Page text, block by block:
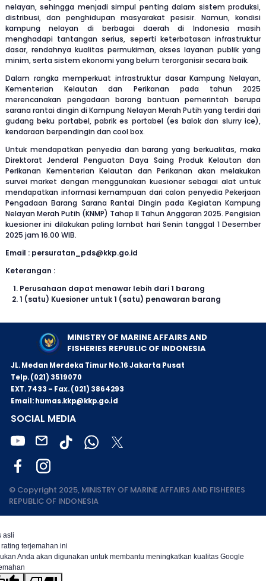
nelayan, sehingga menjadi simpul penting dalam sistem produksi,
distribusi, dan penghidupan masyarakat pesisir. Namun, kondisi
kampung nelayan di berbagai daerah di Indonesia masih
menghadapi tantangan serius, seperti keterbatasan infrastruktur
dasar, rendahnya kualitas permukiman, akses layanan publik yang
minim, serta sistem ekonomi yang belum terorganisir secara baik.
Dalam rangka memperkuat infrastruktur dasar Kampung Nelayan,
Kementerian Kelautan dan Perikanan pada tahun 2025
merencanakan pengadaan barang bantuan pemerintah berupa
sarana rantai dingin di Kampung Nelayan Merah Putih yang terdiri dari
gudang beku portabel, pabrik es portabel (es balok dan slurry ice),
kendaraan berpendingin dan cool box.
Untuk mendapatkan penyedia dan barang yang berkualitas, maka
Direktorat Jenderal Penguatan Daya Saing Produk Kelautan dan
Perikanan Kementerian Kelautan dan Perikanan akan melakukan
survei market dengan menggunakan kuesioner sebagai alat untuk
mendapatkan informasi kemampuan dari calon penyedia Pekerjaan
Pengadaan Barang Sarana Rantai Dingin pada Kegiatan Kampung
Nelayan Merah Putih (KNMP) Tahap II Tahun Anggaran 2025. Pengisian
kuesioner ini dilakukan paling lambat hari Senin tanggal 1 Desember
2025 jam 16.00 WIB.
Email : persuratan_pds@kkp.go.id
Keterangan :
Perusahaan dapat menawar lebih dari 1 barang
1 (satu) Kuesioner untuk 1 (satu) penawaran barang
MINISTRY OF MARINE AFFAIRS AND
FISHERIES REPUBLIC OF INDONESIA
JL. Medan Merdeka Timur No.16 Jakarta Pusat
Telp. (021) 3519070
EXT. 7433 – Fax. (021) 3864293
Email: humas.kkp@kkp.go.id
SOCIAL MEDIA
© Copyright 2025, MINISTRY OF MARINE AFFAIRS AND FISHERIES
REPUBLIC OF INDONESIA
asli
terjemahan ini
Anda akan digunakan untuk membantu meningkatkan kualitas Google